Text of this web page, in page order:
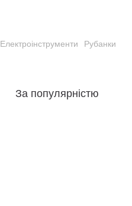
Електроінструменти Рубанки
За популярністю